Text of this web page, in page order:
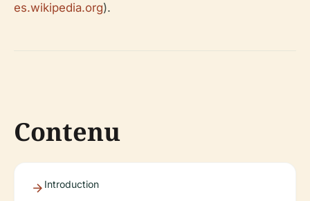
es.wikipedia.org).
Contenu
Introduction